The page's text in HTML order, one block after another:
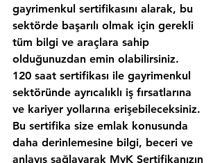
gayrimenkul sertifikasını alarak, bu
sektörde başarılı olmak için gerekli
tüm bilgi ve araçlara sahip
olduğunuzdan emin olabilirsiniz.
120 saat sertifikası ile gayrimenkul
sektöründe ayrıcalıklı iş fırsatlarına
ve kariyer yollarına erişebileceksiniz.
Bu sertifika size emlak konusunda
daha derinlemesine bilgi, beceri ve
anlayış sağlayarak MyK Sertifikanızın